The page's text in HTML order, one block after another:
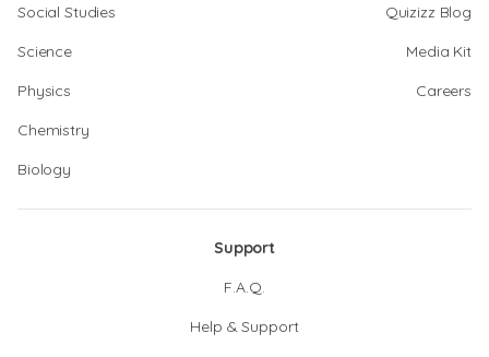
Social Studies
Science
Physics
Chemistry
Biology
Quizizz Blog
Media Kit
Careers
Support
F.A.Q.
Help & Support